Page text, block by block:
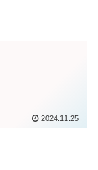
2024.11.25